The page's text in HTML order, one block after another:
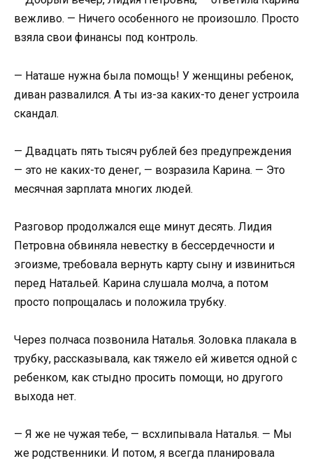
вежливо. — Ничего особенного не произошло. Просто
взяла свои финансы под контроль.
— Наташе нужна была помощь! У женщины ребенок,
диван развалился. А ты из-за каких-то денег устроила
скандал.
— Двадцать пять тысяч рублей без предупреждения
— это не каких-то денег, — возразила Карина. — Это
месячная зарплата многих людей.
Разговор продолжался еще минут десять. Лидия
Петровна обвиняла невестку в бессердечности и
эгоизме, требовала вернуть карту сыну и извиниться
перед Натальей. Карина слушала молча, а потом
просто попрощалась и положила трубку.
Через полчаса позвонила Наталья. Золовка плакала в
трубку, рассказывала, как тяжело ей живется одной с
ребенком, как стыдно просить помощи, но другого
выхода нет.
— Я же не чужая тебе, — всхлипывала Наталья. — Мы
же родственники. И потом, я всегда планировала